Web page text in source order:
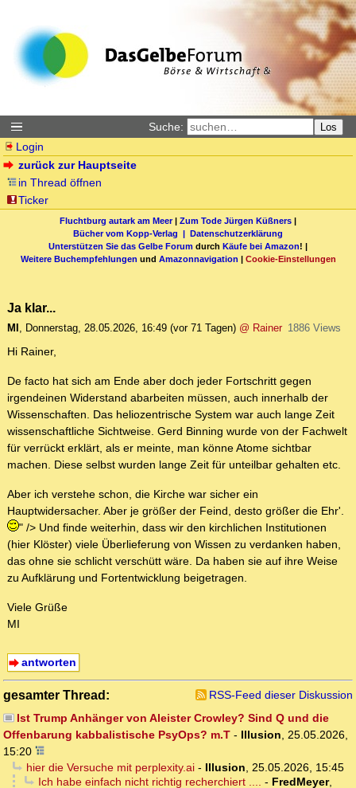
Suche: Los
Login
zurück zur Hauptseite
in Thread öffnen
Ticker
Fluchtburg autark am Meer| Zum Tode Jürgen Küßners |
Bücher vom Kopp-Verlag | Datenschutzerklärung
Unterstützen Sie das Gelbe Forum durch Käufe bei Amazon! |
Weitere Buchempfehlungen und Amazonnavigation | Cookie-Einstellungen
Ja klar...
MI , Donnerstag, 28.05.2026, 16:49 (vor 71 Tagen) @ Rainer 1886 Views
Hi Rainer,
De facto hat sich am Ende aber doch jeder Fortschritt gegen
irgendeinen Widerstand abarbeiten müssen, auch innerhalb der
Wissenschaften. Das heliozentrische System war auch lange Zeit
wissenschaftliche Sichtweise. Gerd Binning wurde von der Fachwelt
für verrückt erklärt, als er meinte, man könne Atome sichtbar
machen. Diese selbst wurden lange Zeit für unteilbar gehalten etc.
Aber ich verstehe schon, die Kirche war sicher ein
Hauptwidersacher. Aber je größer der Feind, desto größer die Ehr'.
" /> Und finde weiterhin, dass wir den kirchlichen Institutionen
(hier Klöster) viele Überlieferung von Wissen zu verdanken haben,
das ohne sie schlicht verschütt wäre. Da haben sie auf ihre Weise
zu Aufklärung und Fortentwicklung beigetragen.
Viele Grüße
MI
antworten
gesamter Thread:
RSS-Feed dieser Diskussion
Ist Trump Anhänger von Aleister Crowley? Sind Q und die
Offenbarung kabbalistische PsyOps? m.T - Illusion, 25.05.2026,
15:20
hier die Versuche mit perplexity.ai- Illusion, 25.05.2026, 15:45
Ich habe einfach nicht richtig recherchiert .... - FredMeyer,